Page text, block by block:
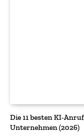
Die 11 besten KI-
Unternehmen (2026)